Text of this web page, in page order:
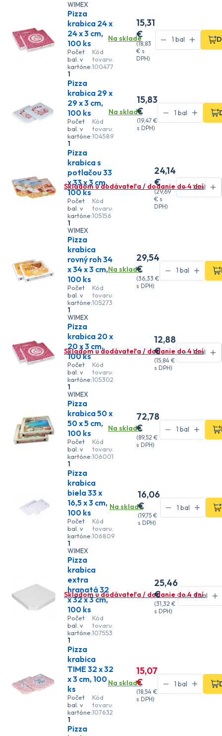
WIMEX
Pizza
krabica 24 x
24 x 3 cm,
100 ks
Počet
bal. v
kartóne:
1
Kód
tovaru:
100477
Na sklade
15,31
€
(18,83
€ s
DPH)
Pizza
krabica 29 x
29 x 3 cm,
100 ks
Počet
bal. v
kartóne:
1
Kód
tovaru:
104589
Na sklade
15,83
€
(19,47 €
s DPH)
Pizza
krabica s
potlačou 33
x 33 x 3 cm,
100 ks
Počet
bal. v
kartóne:
1
Kód
tovaru:
105156
Skladom u dodávateľa / dodanie do 4 dní
24,14
€
(29,69
€ s
DPH)
WIMEX
Pizza
krabica
rovný roh 34
x 34 x 3 cm,
100 ks
Počet
bal. v
kartóne:
1
Kód
tovaru:
105273
Na sklade
29,54
€
(36 ,33 €
s DPH)
WIMEX
Pizza
krabica 20 x
20 x 3 cm,
100 ks
Počet
bal. v
kartóne:
1
Kód
tovaru:
105302
Skladom u dodávateľa / dodanie do 4 dní
12,88
€
(15 ,84 €
s DPH)
WIMEX
Pizza
krabica 50 x
50 x 5 cm,
100 ks
Počet
bal. v
kartóne:
1
Kód
tovaru:
106001
Na sklade
72,78
€
(89,52 €
s DPH)
Pizza
krabica
biela 33 x
16,5 x 3 cm,
100 ks
Počet
bal. v
kartóne:
1
Kód
tovaru:
106809
Na sklade
16,06
€
(19,75 €
s DPH)
WIMEX
Pizza
krabica
extra
hranatá 32
x 32 x 3 cm,
100 ks
Počet
bal. v
kartóne:
1
Kód
tovaru:
107553
Skladom u dodávateľa / dodanie do 4 dní
25,46
€
(31 ,32 €
s DPH)
Pizza
krabica
TIME 32 x 32
x 3 cm, 100
ks
Počet
bal. v
kartóne:
1
Kód
tovaru:
107632
Na sklade
15,07
€
(18,54 €
s DPH)
Pizza